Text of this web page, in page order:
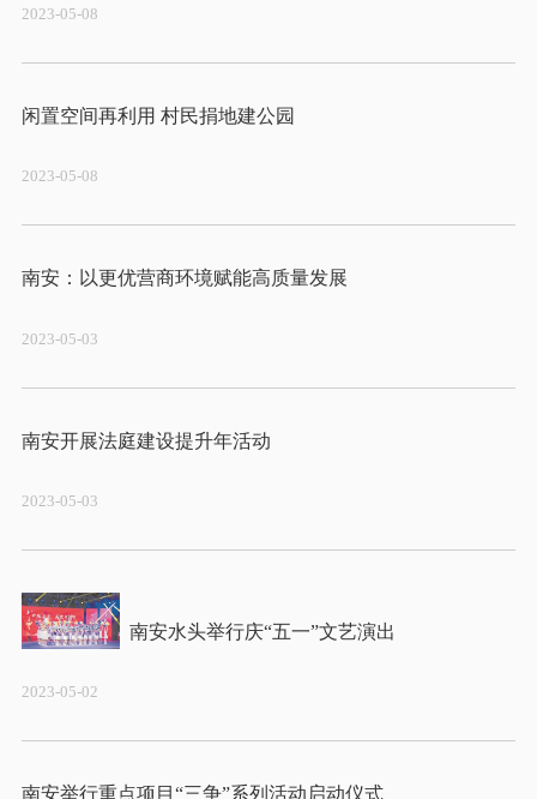
2023-05-08
2023-05-08
2023-05-03
2023-05-03
2023-05-02
南安举行重点项目“三争”系列活动启动仪式